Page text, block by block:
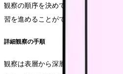
観察の順序を決めておくことで、重
習を進めることができます。
詳細観察の手順
観察は表層から深層へと進めていき